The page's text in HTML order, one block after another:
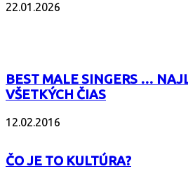
22.01.2026
BEST MALE SINGERS …
VŠETKÝCH ČIAS
12.02.2016
ČO JE TO KULTÚRA?